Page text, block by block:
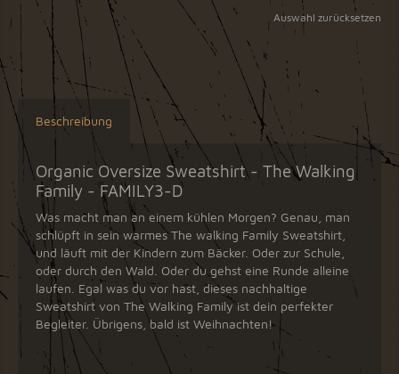
Auswahl zurücksetzen
Beschreibung
Organic Oversize Sweatshirt - The Walking
Family - FAMILY3-D
Was macht man an einem kühlen Morgen? Genau, man
schlüpft in sein warmes The walking Family Sweatshirt,
und läuft mit der Kindern zum Bäcker. Oder zur Schule,
oder durch den Wald. Oder du gehst eine Runde alleine
laufen. Egal was du vor hast, dieses nachhaltige
Sweatshirt von The Walking Family ist dein perfekter
Begleiter. Übrigens, bald ist Weihnachten!